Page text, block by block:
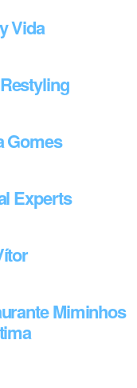
Vida
Gomes
Experts
Miminhos